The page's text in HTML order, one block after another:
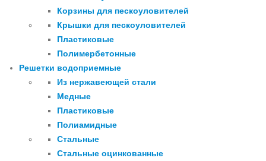
Корзины для пескоуловителей
Крышки для пескоуловителей
Пластиковые
Полимербетонные
Решетки водоприемные
Из нержавеющей стали
Медные
Пластиковые
Полиамидные
Стальные
Стальные оцинкованные